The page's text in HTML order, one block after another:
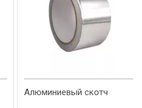
Алюминиевый скотч